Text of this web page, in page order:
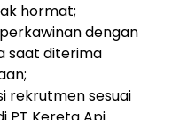
hormat;
dengan
saat diterima
rekrutmen sesuai